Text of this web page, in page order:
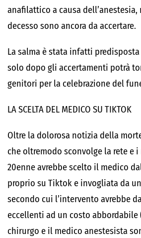
anafilattico a causa dell’anestesia,
decesso sono ancora da accertare.
La salma è stata infatti
solo dopo gli accertamenti potrà
genitori per la celebrazione del
LA SCELTA DEL MEDICO SU TIKTOK
Oltre la dolorosa notizia della
che oltremodo sconvolge la rete e i
20enne avrebbe scelto il medico
proprio su Tiktok e invogliata da
secondo cui l’intervento avrebbe
eccellenti ad un costo abbordabile
chirurgo e il medico anestesista